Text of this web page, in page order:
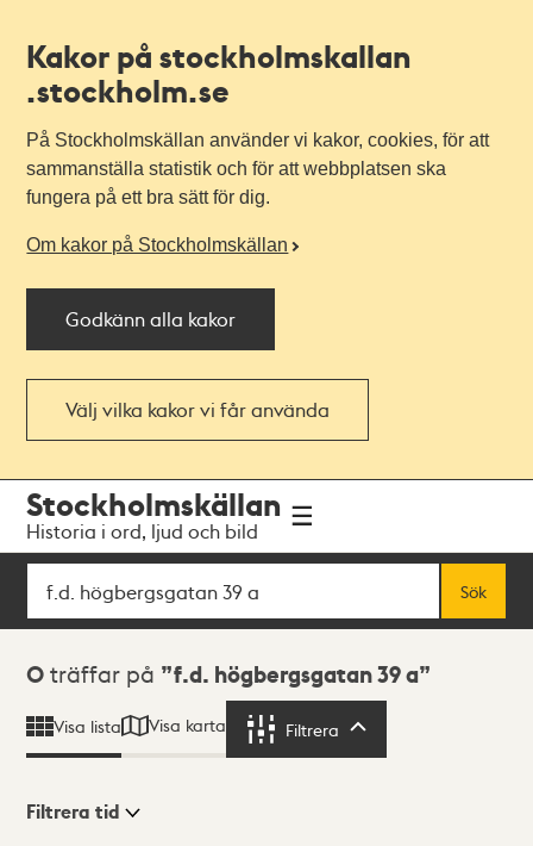
Kakor på stockholmskallan
.stockholm.se
På Stockholmskällan använder vi kakor, cookies, för att
sammanställa statistik och för att webbplatsen ska
fungera på ett bra sätt för dig.
Om kakor på Stockholmskällan
Godkänn alla kakor
Välj vilka kakor vi får använda
navigationen
huvudinnehållet
Stockholmskällan
Historia i ord, ljud och bild
Sök
Sök
Sökresultat
0 träffar på f.d. högbergsgatan 39 a
Visa lista Visa karta Filtrera
Filtrera tid